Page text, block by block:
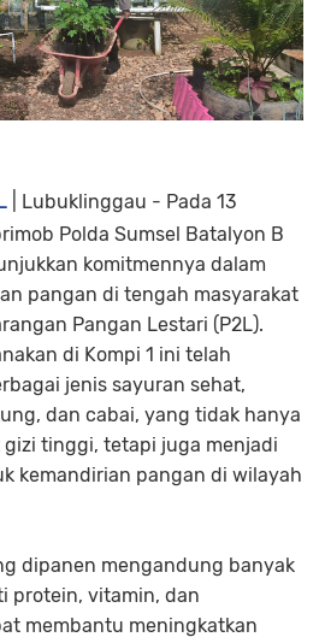
| Lubuklinggau - Pada 13
Polda Sumsel Batalyon B
komitmennya dalam
pangan di tengah masyarakat
Pangan Lestari (P2L).
di Kompi 1 ini telah
jenis sayuran sehat,
dan cabai, yang tidak hanya
tinggi, tetapi juga menjadi
kemandirian pangan di wilayah
dipanen mengandung banyak
protein, vitamin, dan
membantu meningkatkan